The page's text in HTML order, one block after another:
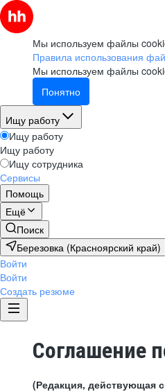
Мы используем файлы
Правила использования
Мы используем файлы
Понятно
Ищу работу
Ищу работу
Ищу работу
Ищу сотрудника
Сервисы
Помощь
Ещё
Поиск
Березовка (Красноярский край)
Войти
Войти
Создать резюме
Соглашение
(Редакция, действующая с